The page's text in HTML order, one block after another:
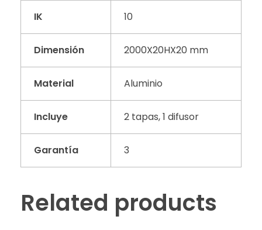
IK 10
Dimensión 2000X20HX20 mm
Material Aluminio
Incluye 2 tapas, 1 difusor
Garantía 3
Related products